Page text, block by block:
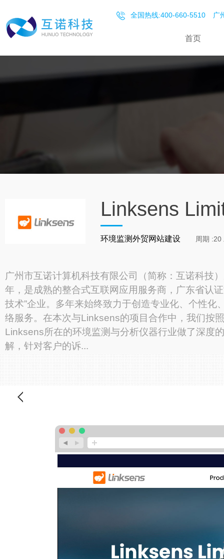
全国热线:400-660-5510 广
首页
Linksens
环境监测外贸网站建设 周期 :20
广州市互诺计算机科技有限公司（简称：互诺科技
年，是成熟的整合式互联网应用服务商，广东省认证
技术”企业。多年来始终致力于创造专业化、个性化
络服务。在本次与Linksens的项目合作中，我们按
Linksens所在的环境监测与分析仪器行业做了深度
解，针对客户的诉...